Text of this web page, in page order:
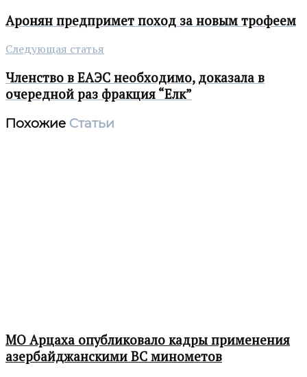
Аронян предпримет поход за новым трофеем
Следующая статья
Членство в ЕАЭС необходимо, доказала в
очередной раз фракция “Елк”
Похожие Статьи
МО Арцаха опубликовало кадры применения
азербайджанскими ВС минометов